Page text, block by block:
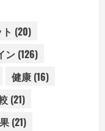
(20)
ン (126)
健康 (16)
(21)
(21)